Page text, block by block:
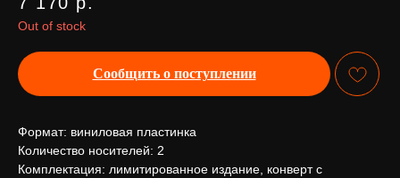
Out of stock
Сообщить о поступлении
Формат: виниловая пластинка
Количество носителей: 2
Комплектация: лимитированное издание, конверт с